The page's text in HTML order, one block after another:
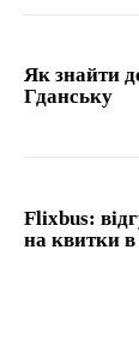
Як знайти
Гданську
Flixbus:
на квитки